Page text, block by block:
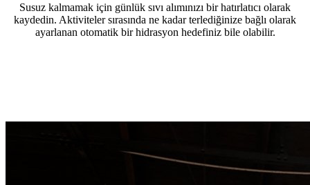
Susuz kalmamak için günlük sıvı alımınızı bir hatırlatıcı olarak
kaydedin. Aktiviteler sırasında ne kadar terlediğinize bağlı olarak
ayarlanan otomatik bir hidrasyon hedefiniz bile olabilir.